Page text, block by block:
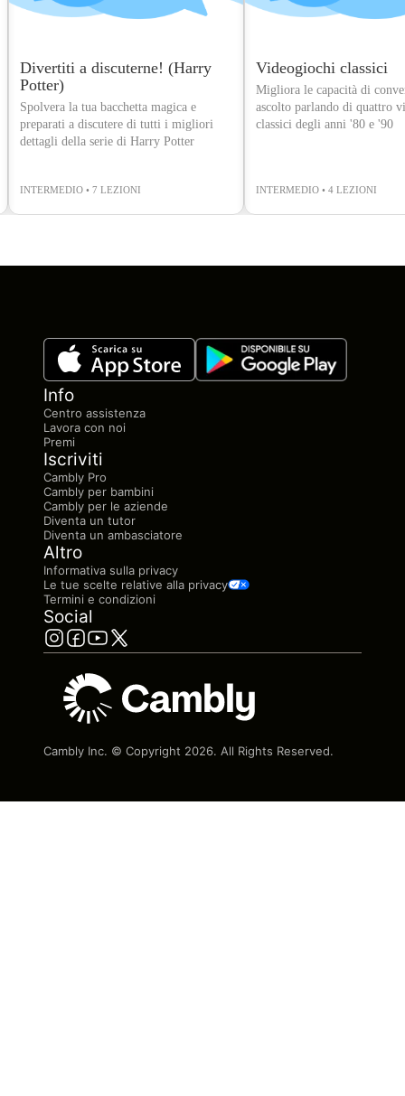
Divertiti a discuterne! (Harry
Potter)
Spolvera la tua bacchetta magica e
preparati a discutere di tutti i migliori
dettagli della serie di Harry Potter
INTERMEDIO • 7 LEZIONI
Videogiochi classici
Migliora le capacità di
ascolto parlando di quattro
classici degli anni '80 e '90
INTERMEDIO • 4 LEZIONI
Info
Centro assistenza
Lavora con noi
Premi
Iscriviti
Cambly Pro
Cambly per bambini
Cambly per le aziende
Diventa un tutor
Diventa un ambasciatore
Altro
Informativa sulla privacy
Le tue scelte relative alla privacy
Termini e condizioni
Social
Cambly Inc. © Copyright 2026. All Rights Reserved.